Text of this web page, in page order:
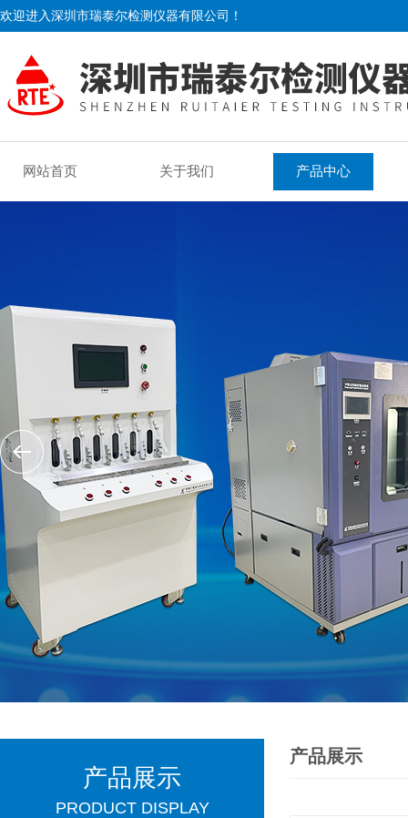
欢迎进入深圳市瑞泰尔检测仪器有限公司！
网站首页 关于我们 产品中心
产品展示
PRODUCT DISPLAY
产品展示